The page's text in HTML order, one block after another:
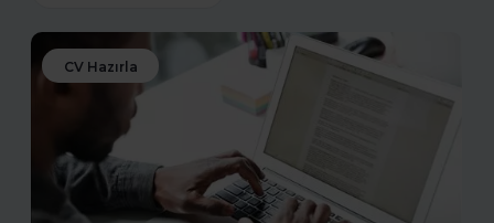
CV Hazırla